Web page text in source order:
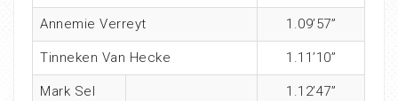
Annemie Verreyt 1.09’57”
Tinneken Van Hecke 1.11’10”
Mark Sel 1.12’47”